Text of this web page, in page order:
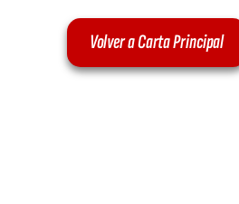
Volver a Carta Principal